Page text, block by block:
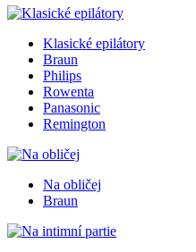
Klasické epilátory
Braun
Philips
Rowenta
Panasonic
Remington
Na obličej
Braun